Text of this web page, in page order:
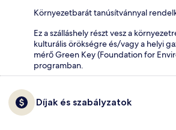
Környezetbarát tanúsítvánnyal
Ez a szálláshely részt vesz a
kulturális örökségre és/vagy a helyi
mérő Green Key (Foundation for
programban.
Díjak és szabályzatok